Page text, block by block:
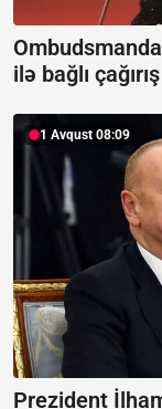
ilə bağlı çağırış
1 Avqust 08:09
Prezident